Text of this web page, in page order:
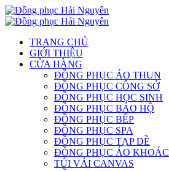
TRANG CHỦ
GIỚI THIỆU
CỬA HÀNG
ĐỒNG PHỤC ÁO THUN
ĐỒNG PHỤC CÔNG SỞ
ĐỒNG PHỤC HỌC SINH
ĐỒNG PHỤC BẢO HỘ
ĐỒNG PHỤC BẾP
ĐỒNG PHỤC SPA
ĐỒNG PHỤC TẠP DỀ
ĐỒNG PHỤC ÁO KHOÁC
TÚI VẢI CANVAS